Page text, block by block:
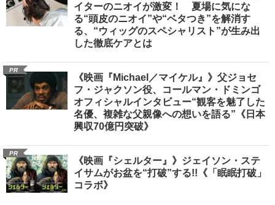
イターのニオイが激変！ 夏場に気にな
る“頭皮のニオイ”や“ベタつき”を解消す
る、“ウィッグのスペシャリスト”が生み出
した徹底ケアとは
PR
《映画『Michael／マイケル』》父ジョセ
フ・ジャクソン役、コールマン・ドミンゴ
オフィシャルインタビュー“観客を魅了した
名優、複雑な父親像への想いを語る”《日本
興収70億円突破》
PR
《映画『シェルター』》ジェイソン・ステ
イサムがお盆を“打破”する!!《「眠眠打破」
コラボ》